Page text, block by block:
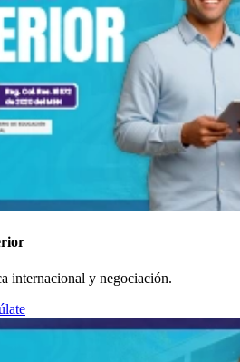
internacional y negociación.